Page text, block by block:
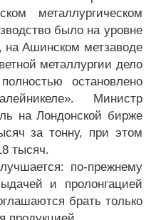
металлургическом
было на уровне
на Ашинском метзаводе
металлургии дело
остановлено
Министр
на Лондонской бирже
за тонну, при этом
тысяч.
по-прежнему
и пролонгацией
брать только